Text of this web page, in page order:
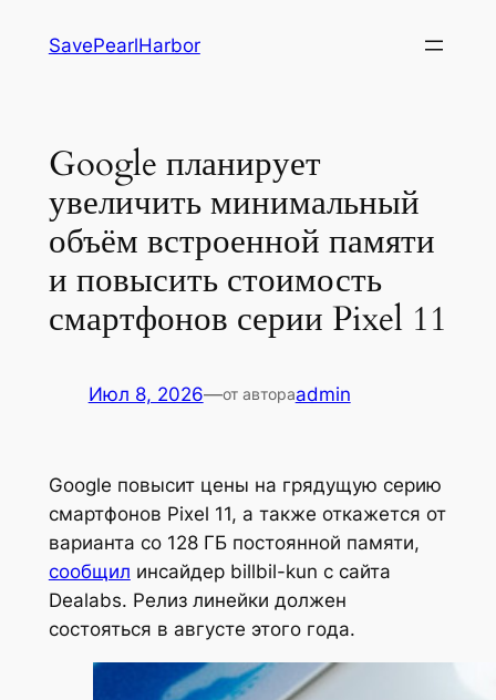
SavePearlHarbor
Google планирует
увеличить минимальный
объём встроенной памяти
и повысить стоимость
смартфонов серии Pixel 11
Июл 8, 2026—от автораadmin
Google повысит цены на грядущую серию
смартфонов Pixel 11, а также откажется от
варианта со 128 ГБ постоянной памяти,
сообщил инсайдер billbil-kun с сайта
Dealabs. Релиз линейки должен
состояться в августе этого года.